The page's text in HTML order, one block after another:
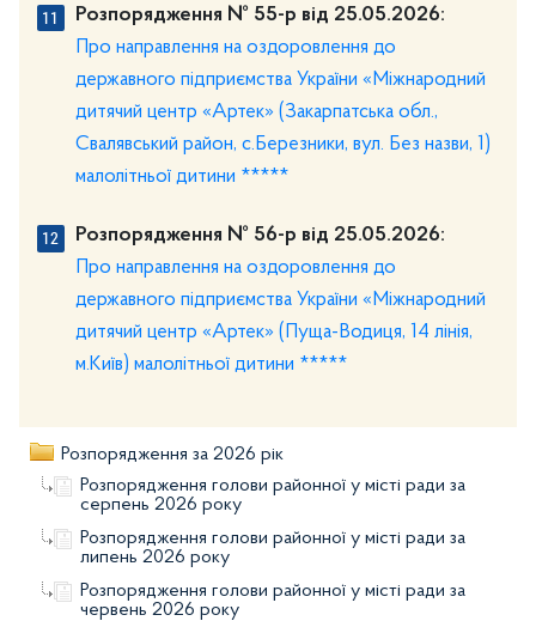
Розпорядження № 55-р від 25.05.2026:
Про направлення на оздоровлення до
державного підприємства України «Міжнародний
дитячий центр «Артек» (Закарпатська обл.,
Свалявський район, с.Березники, вул. Без назви, 1)
малолітньої дитини *****
Розпорядження № 56-р від 25.05.2026:
Про направлення на оздоровлення до
державного підприємства України «Міжнародний
дитячий центр «Артек» (Пуща-Водиця, 14 лінія,
м.Київ) малолітньої дитини *****
Розпорядження за 2026 рік
Розпорядження голови районної у місті ради за
серпень 2026 року
Розпорядження голови районної у місті ради за
липень 2026 року
Розпорядження голови районної у місті ради за
червень 2026 року